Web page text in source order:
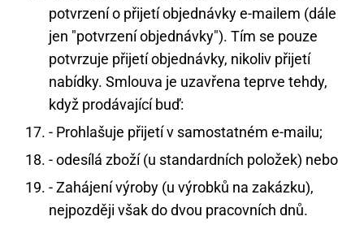
potvrzení o přijetí objednávky e-mailem (dále
jen "potvrzení objednávky"). Tím se pouze
potvrzuje přijetí objednávky, nikoliv přijetí
nabídky. Smlouva je uzavřena teprve tehdy,
když prodávající buď:
- Prohlašuje přijetí v samostatném e-mailu;
- odesílá zboží (u standardních položek) nebo
- Zahájení výroby (u výrobků na zakázku),
nejpozději však do dvou pracovních dnů.